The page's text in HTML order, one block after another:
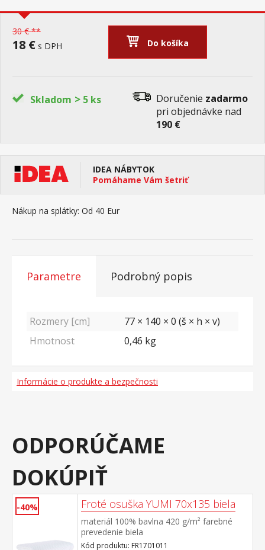
30 € **
18 € s DPH Do košíka
Skladom > 5 ks Doručenie zadarmo
pri objednávke nad
190 €
IDEA NÁBYTOK
Pomáhame Vám šetriť
Nákup na splátky: Od 40 Eur
Parametre Podrobný popis
Rozmery [cm]
77 × 140 × 0 (š × h × v)
Hmotnost
0,46 kg
Informácie o produkte a bezpečnosti
ODPORÚČAME
DOKÚPIŤ
-40% Froté osuška YUMI 70x135 biela
materiál 100% bavlna 420 g/m² farebné
prevedenie biela
Kód produktu: FR1701011